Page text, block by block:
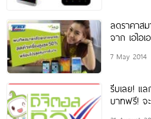
ลดราคาส
จาก เอไอเ
7 May 2014
รีบเลย! แ
บาทฟรี! จ